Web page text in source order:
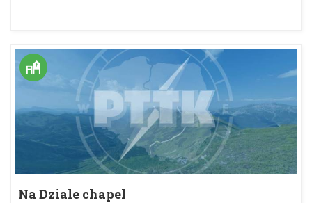
Na Dziale chapel